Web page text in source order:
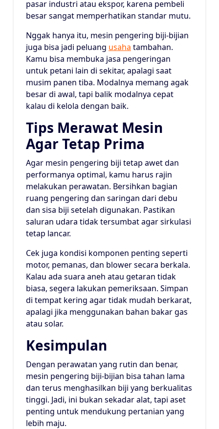
pasar industri atau ekspor, karena pembeli
besar sangat memperhatikan standar mutu.
Nggak hanya itu, mesin pengering biji-bijian
juga bisa jadi peluang usaha tambahan.
Kamu bisa membuka jasa pengeringan
untuk petani lain di sekitar, apalagi saat
musim panen tiba. Modalnya memang agak
besar di awal, tapi balik modalnya cepat
kalau di kelola dengan baik.
Tips Merawat Mesin
Agar Tetap Prima
Agar mesin pengering biji tetap awet dan
performanya optimal, kamu harus rajin
melakukan perawatan. Bersihkan bagian
ruang pengering dan saringan dari debu
dan sisa biji setelah digunakan. Pastikan
saluran udara tidak tersumbat agar sirkulasi
tetap lancar.
Cek juga kondisi komponen penting seperti
motor, pemanas, dan blower secara berkala.
Kalau ada suara aneh atau getaran tidak
biasa, segera lakukan pemeriksaan. Simpan
di tempat kering agar tidak mudah berkarat,
apalagi jika menggunakan bahan bakar gas
atau solar.
Kesimpulan
Dengan perawatan yang rutin dan benar,
mesin pengering biji-bijian bisa tahan lama
dan terus menghasilkan biji yang berkualitas
tinggi. Jadi, ini bukan sekadar alat, tapi aset
penting untuk mendukung pertanian yang
lebih maju.